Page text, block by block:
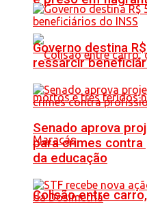
Colisão entre
Governo destina
ressarcir
Senado aprova
para crimes
da educação